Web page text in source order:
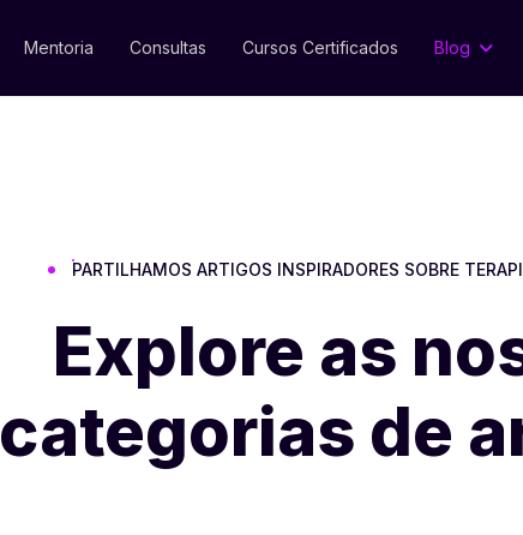
Mentoria Consultas Cursos Certificados Blog
PARTILHAMOS ARTIGOS INSPIRADORES SOBRE
Explore as
categorias de